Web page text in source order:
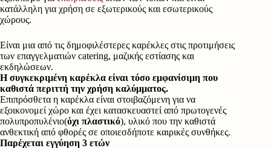
κατάλληλη για χρήση σε εξωτερικούς και εσωτερικούς
χώρους.
Είναι μια από τις δημοφιλέστερες καρέκλες στις προτιμήσεις
των επαγγελματιών catering, μαζικής εστίασης και
εκδηλώσεων.
Η συγκεκριμένη καρέκλα είναι τόσο εμφανίσιμη που
καθιστά περιττή την χρήση καλύμματος.
Επιπρόσθετα η καρέκλα είναι στοιβαζόμενη για να
εξοικονομεί χώρο και έχει κατασκευαστεί από πρωτογενές
πολυπροπυλένιο(όχι πλαστικό), υλικό που την καθιστά
ανθεκτική από φθορές σε οποιεσδήποτε καιρικές συνθήκες.
Παρέχεται εγγύηση 3 ετών